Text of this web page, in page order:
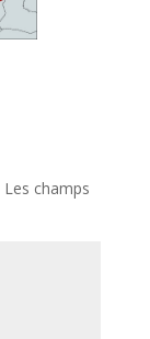
Les champs